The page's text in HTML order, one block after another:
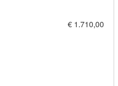
€ 1.710,00